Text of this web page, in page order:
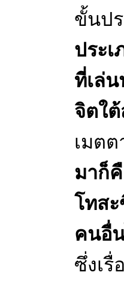
ขั้นป
ประ
ที่เล่
จิตใ
เมต
มาก็
โทส
คนอื่
ซึ่งเรื่